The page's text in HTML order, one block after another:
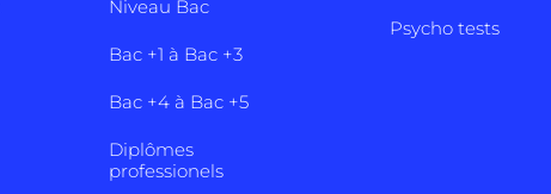
Niveau Bac
Bac +1 à Bac +3
Bac +4 à Bac +5
Diplômes
professionels
Psycho tests